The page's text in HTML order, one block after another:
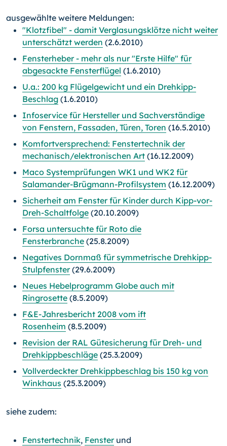
ausgewählte weitere Meldungen:
"Klotzfibel" - damit Verglasungsklötze nicht weiter
unterschätzt werden (2.6.2010)
Fensterheber - mehr als nur "Erste Hilfe" für
abgesackte Fensterflügel (1.6.2010)
U.a.: 200 kg Flügelgewicht und ein Drehkipp-
Beschlag (1.6.2010)
Infoservice für Hersteller und Sachverständige
von Fenstern, Fassaden, Türen, Toren (16.5.2010)
Komfortversprechend: Fenstertechnik der
mechanisch/elektronischen Art (16.12.2009)
Maco Systemprüfungen WK1 und WK2 für
Salamander-Brügmann-Profilsystem (16.12.2009)
Sicherheit am Fenster für Kinder durch Kipp-vor-
Dreh-Schaltfolge (20.10.2009)
Forsa untersuchte für Roto die
Fensterbranche (25.8.2009)
Negatives Dornmaß für symmetrische Drehkipp-
Stulpfenster(29.6.2009)
Neues Hebelprogramm Globe auch mit
Ringrosette (8.5.2009)
F&E-Jahresbericht 2008 vom ift
Rosenheim (8.5.2009)
Revision der RAL Gütesicherung für Dreh- und
Drehkippbeschläge (25.3.2009)
Vollverdeckter Drehkippbeschlag bis 150 kg von
Winkhaus (25.3.2009)
siehe zudem:
Fenstertechnik, Fensterund